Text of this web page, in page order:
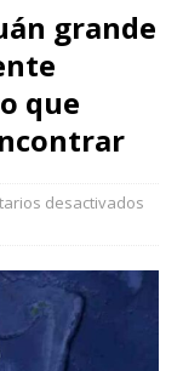
grande
que
desactivados